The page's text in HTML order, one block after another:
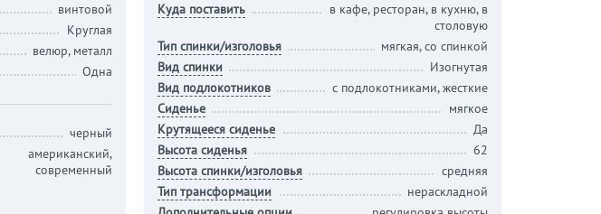
винтовой
Круглая
велюр, металл
Одна
черный
американский,
современный
Куда поставить
в кафе, ресторан, в кухню, в
столовую
Тип спинки/изголовья
мягкая, со спинкой
Вид спинки
Изогнутая
Вид подлокотников
с подлокотниками, жесткие
Сиденье
мягкое
Крутящееся сиденье
Да
Высота сиденья
62
Высота спинки/изголовья
средняя
Тип трансформации
нераскладной